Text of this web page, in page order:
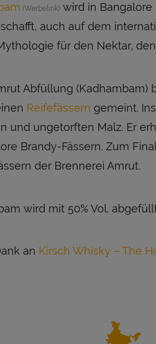
wird in Bangalore
auch auf dem
für den Nektar,
Abfüllung (Kadhambam)
Reifefässern gemeint.
und ungetorften Malz. Er
Brandy-Fässern. Zum
der Brennerei Amrut.
wird mit 50% Vol.
an Kirsch Whisky – The